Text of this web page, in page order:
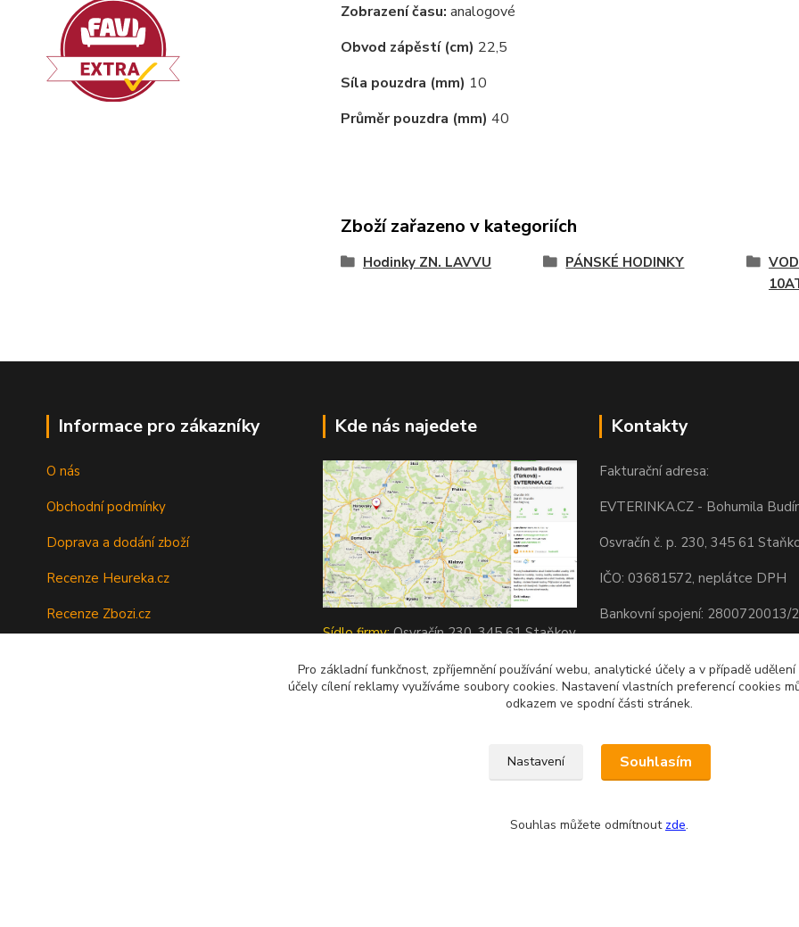
Zobrazení času: analogové
Obvod zápěstí (cm) 22,5
Síla pouzdra (mm) 10
Průměr pouzdra (mm) 40
Zboží zařazeno v kategoriích
Hodinky ZN. LAVVU PÁNSKÉ HODINKY
Informace pro zákazníky
O nás
Obchodní podmínky
Doprava a dodání zboží
Recenze Heureka.cz
Recenze Zbozi.cz
Kde nás najedete
Sídlo firmy:Osvračín 230, 345 61 Staňkov
Byli jste spokojeni s nákupem? Podpora
pres krypto :) BTC forever :-) Děkuji
Kontakty
Fakturační adresa:
EVTERINKA.CZ - Bohumila
Osvračín č. p. 230, 345 61
IČO: 03681572, neplátce DPH
Bankovní spojení: 2800720013/
Pro základní funkčnost, zpříjemnění používání webu, analytické účely a v případě
účely cílení reklamy využíváme soubory cookies. Nastavení vlastních preferencí cookies
odkazem ve spodní části stránek.
Nastavení Souhlasím
Souhlas můžete odmítnout zde.